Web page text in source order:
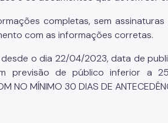
completas, sem
com as informações corretas.
o dia 22/04/2023, data de
previsão de público inferior a
NO MÍNIMO 30 DIAS DE